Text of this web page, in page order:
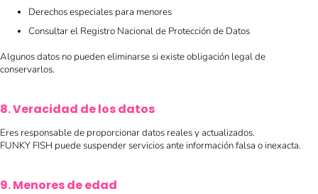
Derechos especiales para menores
Consultar el Registro Nacional de Protección de Datos
Algunos datos no pueden eliminarse si existe obligación legal de
conservarlos.
8. Veracidad de los datos
Eres responsable de proporcionar datos reales y actualizados.
FUNKY FISH puede suspender servicios ante información falsa o inexacta.
9. Menores de edad